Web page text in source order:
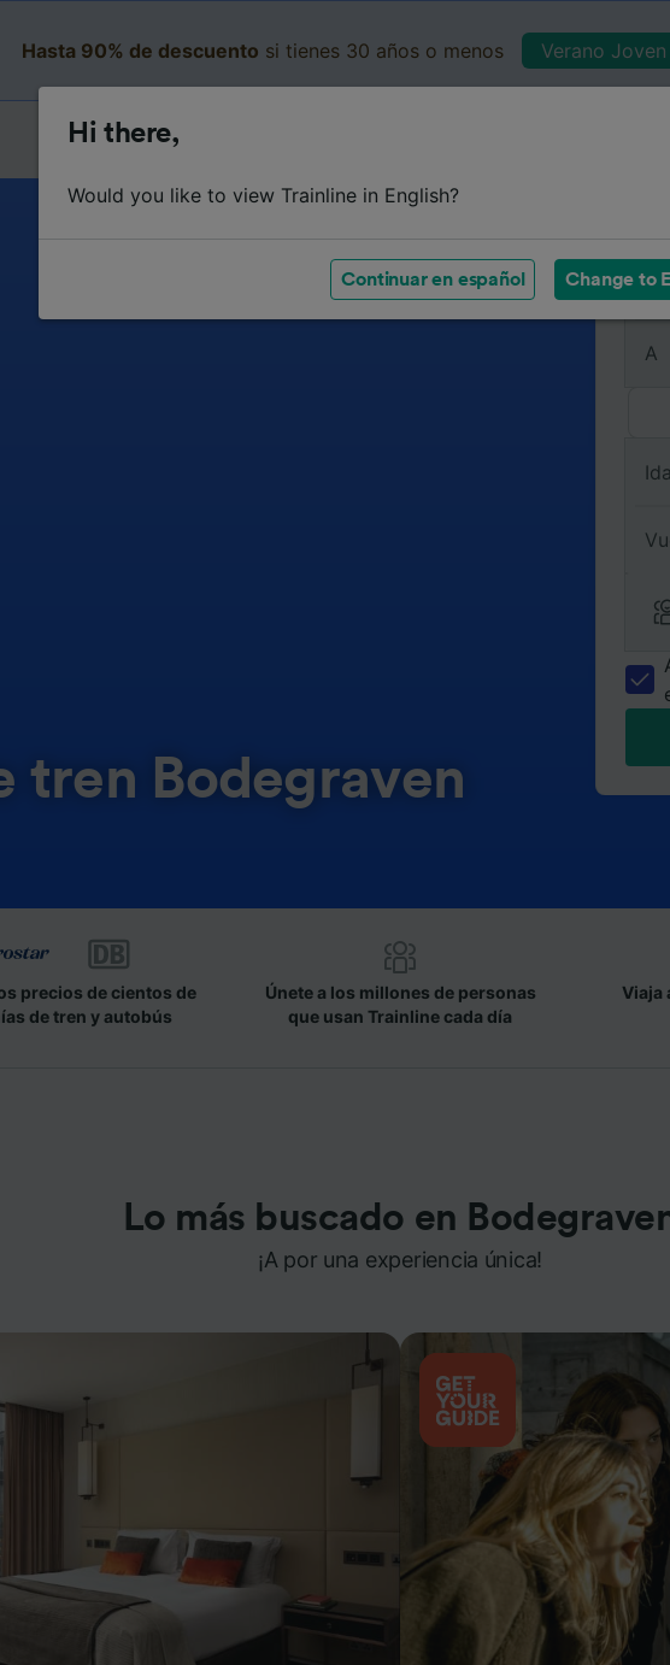
Hasta 90% de descuento si tienes 30 años o menos Verano
tren Bodegraven
De
A
precios de cientos de
de tren y autobús
Únete a los millones de personas
que usan Trainline cada día
Viaja
Lo más buscado en
¡A por una experiencia única!
Hi there,
Would you like to view Trainline in English?
Continuar en español Change to